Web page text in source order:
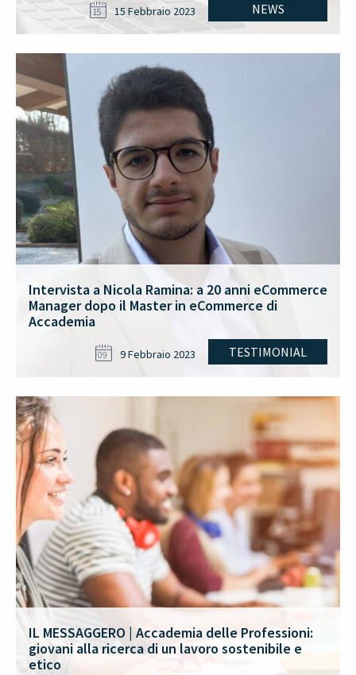
NEWS
15 15 Febbraio 2023
Intervista a Nicola Ramina: a 20 anni eCommerce
Manager dopo il Master in eCommerce di
Accademia
TESTIMONIAL
09 9 Febbraio 2023
IL MESSAGGERO | Accademia delle Professioni:
giovani alla ricerca di un lavoro sostenibile e
etico